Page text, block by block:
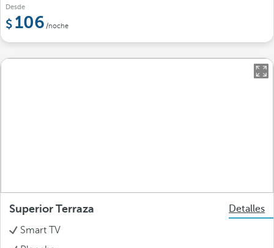
Desde
106 /noche
Superior Terraza
Detalles
Smart TV